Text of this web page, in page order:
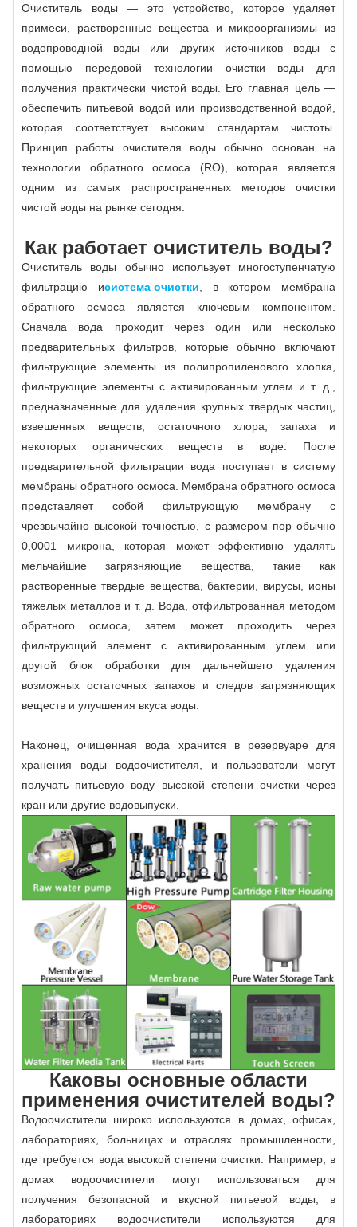
Очиститель воды — это устройство, которое удаляет
примеси, растворенные вещества и микроорганизмы из
водопроводной воды или других источников воды с
помощью передовой технологии очистки воды для
получения практически чистой воды. Его главная цель —
обеспечить питьевой водой или производственной водой,
которая соответствует высоким стандартам чистоты.
Принцип работы очистителя воды обычно основан на
технологии обратного осмоса (RO), которая является
одним из самых распространенных методов очистки
чистой воды на рынке сегодня.
Как работает очиститель воды?
Очиститель воды обычно использует многоступенчатую
фильтрацию исистема очистки , в котором мембрана
обратного осмоса является ключевым компонентом.
Сначала вода проходит через один или несколько
предварительных фильтров, которые обычно включают
фильтрующие элементы из полипропиленового хлопка,
фильтрующие элементы с активированным углем и т. д.,
предназначенные для удаления крупных твердых частиц,
взвешенных веществ, остаточного хлора, запаха и
некоторых органических веществ в воде. После
предварительной фильтрации вода поступает в систему
мембраны обратного осмоса. Мембрана обратного осмоса
представляет собой фильтрующую мембрану с
чрезвычайно высокой точностью, с размером пор обычно
0,0001 микрона, которая может эффективно удалять
мельчайшие загрязняющие вещества, такие как
растворенные твердые вещества, бактерии, вирусы, ионы
тяжелых металлов и т. д. Вода, отфильтрованная методом
обратного осмоса, затем может проходить через
фильтрующий элемент с активированным углем или
другой блок обработки для дальнейшего удаления
возможных остаточных запахов и следов загрязняющих
веществ и улучшения вкуса воды.
Наконец, очищенная вода хранится в резервуаре для
хранения воды водоочистителя, и пользователи могут
получать питьевую воду высокой степени очистки через
кран или другие водовыпуски.
Каковы основные области
применения очистителей воды?
Водоочистители широко используются в домах, офисах,
лабораториях, больницах и отраслях промышленности,
где требуется вода высокой степени очистки. Например, в
домах водоочистители могут использоваться для
получения безопасной и вкусной питьевой воды; в
лабораториях водоочистители используются для